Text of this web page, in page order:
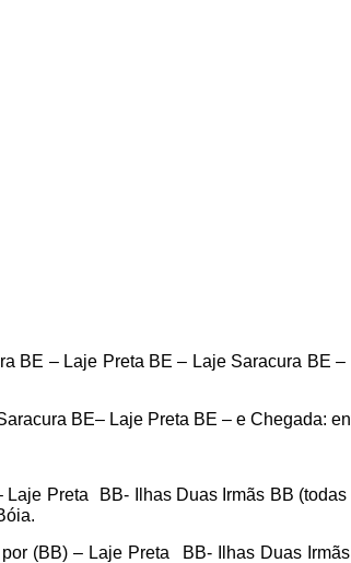
BE – Laje Preta BE – Laje Saracura BE
BE– Laje Preta BE – e Chegada:
Laje Preta BB- Ilhas Duas Irmãs BB (todas
(BB) – Laje Preta BB- Ilhas Duas